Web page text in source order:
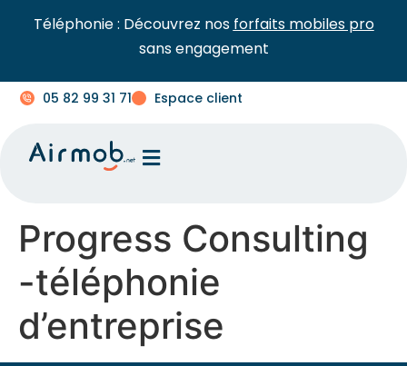
Téléphonie : Découvrez nos forfaits mobiles pro
sans engagement
05 82 99 31 71 Espace client
Progress Consulting
-téléphonie
d’entreprise